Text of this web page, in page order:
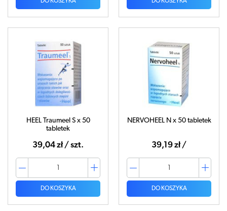
HEEL Traumeel S x 50
tabletek
39,04 zł / szt.
DO KOSZYKA
NERVOHEEL N x 50 tabletek
39,19 zł /
DO KOSZYKA